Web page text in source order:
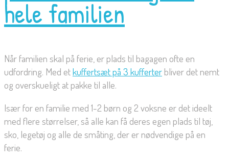
hele familien
Når familien skal på ferie, er plads til bagagen ofte en
udfordring. Med etkuffertsæt på 3 kufferter bliver det nemt
og overskueligt at pakke til alle.
Især for en familie med 1-2 børn og 2 voksne er det ideelt
med flere størrelser, så alle kan få deres egen plads til tøj,
sko, legetøj og alle de småting, der er nødvendige på en
ferie.